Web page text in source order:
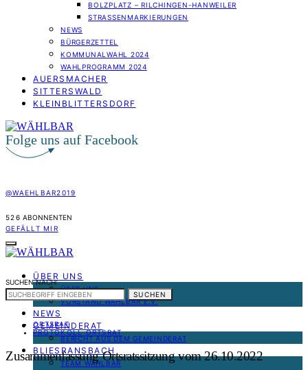
BOLZPLATZ – RILCHINGEN-HANWEILER
STRASSENMARKIERUNGEN
NEWS
BÜRGERZETTEL
KOMMUNALWAHL 2024
WAHLPROGRAMM 2024
AUERSMACHER
SITTERSWALD
KLEINBLITTERSDORF
Folge uns auf Facebook
@WAEHLBAR2019
526 ABONNENTEN
GEFÄLLT MIR
ÜBER UNS
ÜBER UNS
VORSTAND WÄHLBAR E.V.
NEWS
GEMEINDERAT
BERICHT AUS DEM GEMEINDERAT
BLIESRANSBACH
TEAM WÄHLBAR
SUCHEN NACH:
SUCHEN
ORTSRAT
PROTOKOLL ORTSRAT
Zusammenfassung Ortsratssitzung vom 26.10.2022